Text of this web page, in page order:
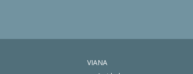
VIANA